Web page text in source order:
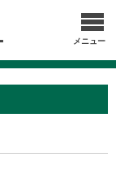
メニュー